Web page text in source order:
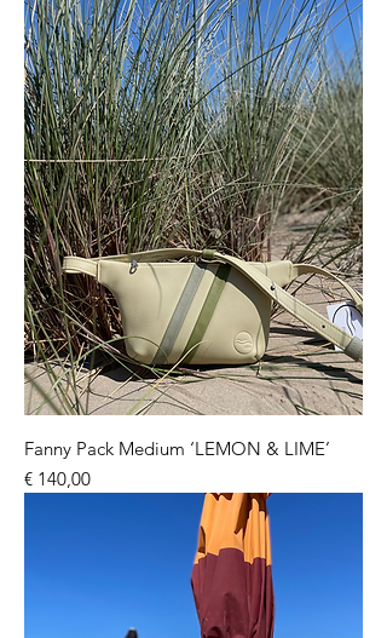
Fanny Pack Medium ‘LEMON & LIME’
Prijs
€ 140,00